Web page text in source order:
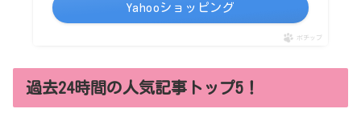
Yahooショッピング
ポチップ
過去24時間の人気記事トップ5！